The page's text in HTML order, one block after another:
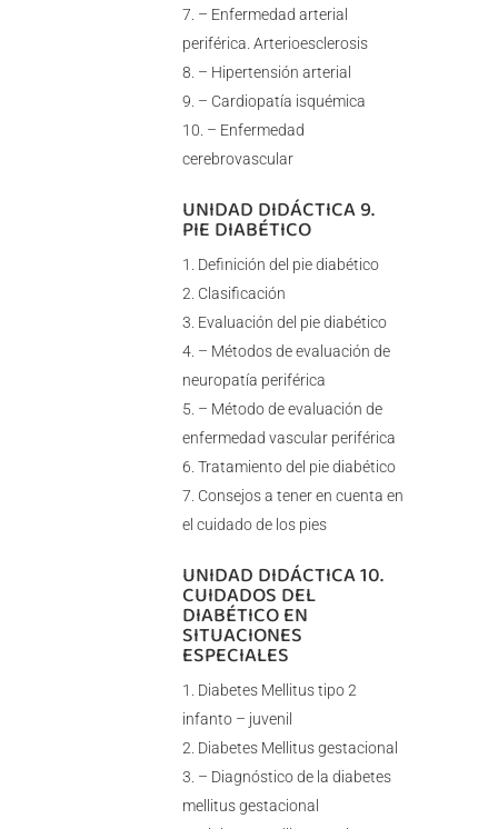
– Enfermedad arterial
periférica. Arterioesclerosis
– Hipertensión arterial
– Cardiopatía isquémica
– Enfermedad
cerebrovascular
UNIDAD DIDÁCTICA 9.
PIE DIABÉTICO
Definición del pie diabético
Clasificación
Evaluación del pie diabético
– Métodos de evaluación de
neuropatía periférica
– Método de evaluación de
enfermedad vascular periférica
Tratamiento del pie diabético
Consejos a tener en cuenta en
el cuidado de los pies
UNIDAD DIDÁCTICA 10.
CUIDADOS DEL
DIABÉTICO EN
SITUACIONES
ESPECIALES
Diabetes Mellitus tipo 2
infanto – juvenil
Diabetes Mellitus gestacional
– Diagnóstico de la diabetes
mellitus gestacional